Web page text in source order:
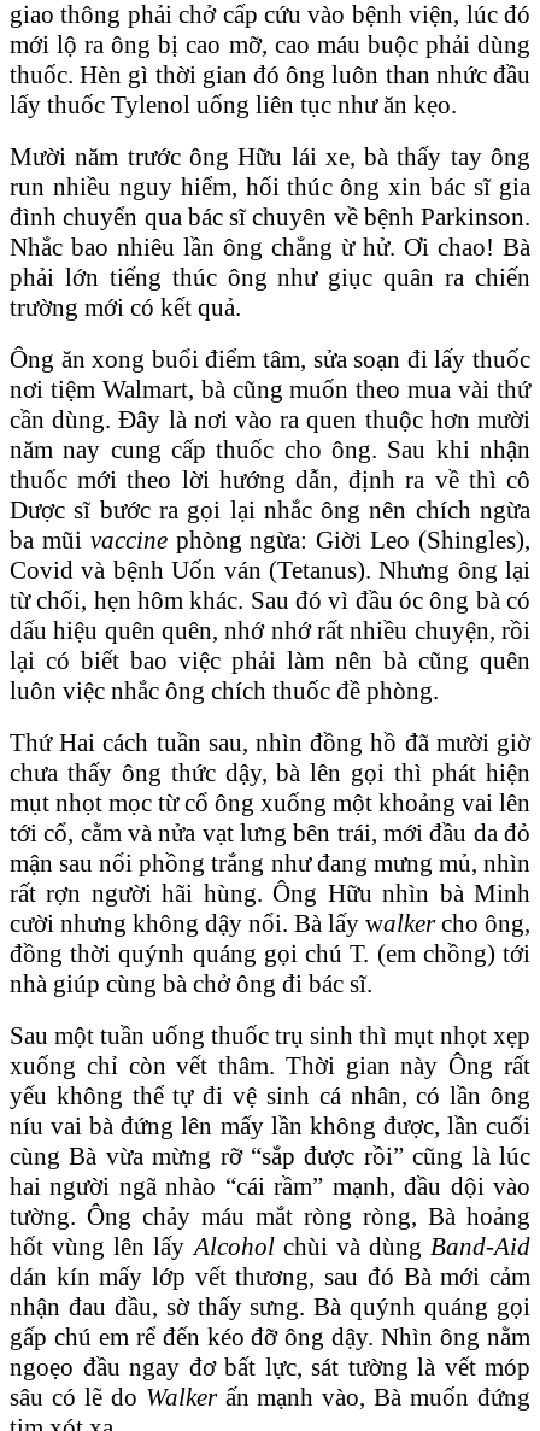
giao thông phải chở cấp cứu vào bệnh viện, lúc đó
mới lộ ra ông bị cao mỡ, cao máu buộc phải dùng
thuốc. Hèn gì thời gian đó ông luôn than nhức đầu
lấy thuốc Tylenol uống liên tục như ăn kẹo.
Mười năm trước ông Hữu lái xe, bà thấy tay ông
run nhiều nguy hiểm, hối thúc ông xin bác sĩ gia
đình chuyển qua bác sĩ chuyên về bệnh Parkinson.
Nhắc bao nhiêu lần ông chẳng ừ hử. Ơi chao! Bà
phải lớn tiếng thúc ông như giục quân ra chiến
trường mới có kết quả.
Ông ăn xong buổi điểm tâm, sửa soạn đi lấy thuốc
nơi tiệm Walmart, bà cũng muốn theo mua vài thứ
cần dùng. Đây là nơi vào ra quen thuộc hơn mười
năm nay cung cấp thuốc cho ông. Sau khi nhận
thuốc mới theo lời hướng dẫn, định ra về thì cô
Dược sĩ bước ra gọi lại nhắc ông nên chích ngừa
ba mũi vaccinephòng ngừa: Giời Leo (Shingles),
Covid và bệnh Uốn ván (Tetanus). Nhưng ông lại
từ chối, hẹn hôm khác. Sau đó vì đầu óc ông bà có
dấu hiệu quên quên, nhớ nhớ rất nhiều chuyện, rồi
lại có biết bao việc phải làm nên bà cũng quên
luôn việc nhắc ông chích thuốc đề phòng.
Thứ Hai cách tuần sau, nhìn đồng hồ đã mười giờ
chưa thấy ông thức dậy, bà lên gọi thì phát hiện
mụt nhọt mọc từ cổ ông xuống một khoảng vai lên
tới cổ, cằm và nửa vạt lưng bên trái, mới đầu da đỏ
mận sau nổi phồng trắng như đang mưng mủ, nhìn
rất rợn người hãi hùng. Ông Hữu nhìn bà Minh
cười nhưng không dậy nổi. Bà lấy walkercho ông,
đồng thời quýnh quáng gọi chú T. (em chồng) tới
nhà giúp cùng bà chở ông đi bác sĩ.
Sau một tuần uống thuốc trụ sinh thì mụt nhọt xẹp
xuống chỉ còn vết thâm. Thời gian này Ông rất
yếu không thể tự đi vệ sinh cá nhân, có lần ông
níu vai bà đứng lên mấy lần không được, lần cuối
cùng Bà vừa mừng rỡ “sắp được rồi” cũng là lúc
hai người ngã nhào “cái rầm” mạnh, đầu dội vào
tường. Ông chảy máu mắt ròng ròng, Bà hoảng
hốt vùng lên lấyAlcoholchùi và dùng Band-Aid
dán kín mấy lớp vết thương, sau đó Bà mới cảm
nhận đau đầu, sờ thấy sưng. Bà quýnh quáng gọi
gấp chú em rể đến kéo đỡ ông dậy. Nhìn ông nằm
ngoẹo đầu ngay đơ bất lực, sát tường là vết móp
sâu có lẽ do Walkerấn mạnh vào, Bà muốn đứng